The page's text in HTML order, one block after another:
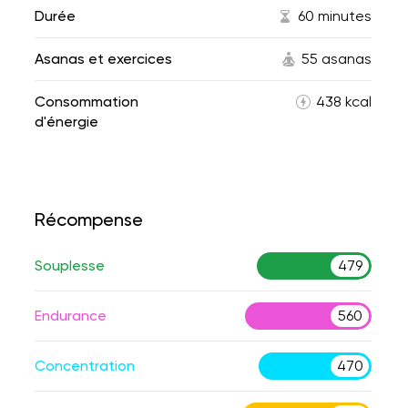
Durée 60 minutes
Asanas et exercices 55 asanas
Consommation
d'énergie
438 kcal
Récompense
Souplesse 479
Endurance 560
Concentration 470